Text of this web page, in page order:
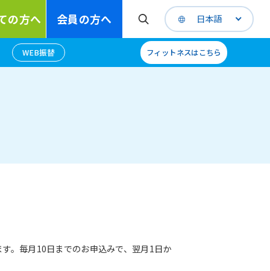
の方へ 会員の方へ 日本語
WEB振替 フィットネスはこちら
。毎月10日までのお申込みで、翌月1日か